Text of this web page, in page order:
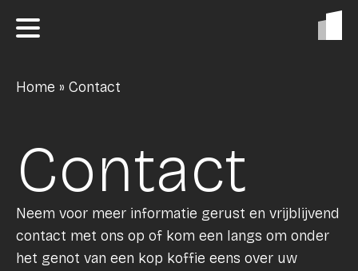
Home » Contact
Contact
Neem voor meer informatie gerust en vrijblijvend
contact met ons op of kom een langs om onder
het genot van een kop koffie eens over uw